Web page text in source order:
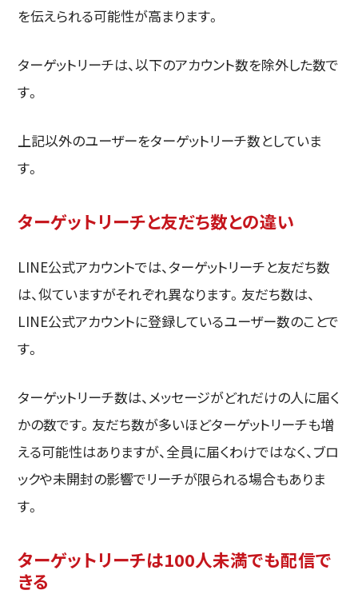
を伝えられる可能性が高まります。
ターゲットリーチは、以下のアカウント数を除外した数で
す。
上記以外のユーザーをターゲットリーチ数としていま
す。
ターゲットリーチと友だち数との違い
LINE公式アカウントでは、ターゲットリーチと友だち数
は、似ていますがそれぞれ異なります。友だち数は、
LINE公式アカウントに登録しているユーザー数のことで
す。
ターゲットリーチ数は、メッセージがどれだけの人に届く
かの数です。友だち数が多いほどターゲットリーチも増
える可能性はありますが、全員に届くわけではなく、ブロ
ックや未開封の影響でリーチが限られる場合もありま
す。
ターゲットリーチは100人未満でも配信で
きる